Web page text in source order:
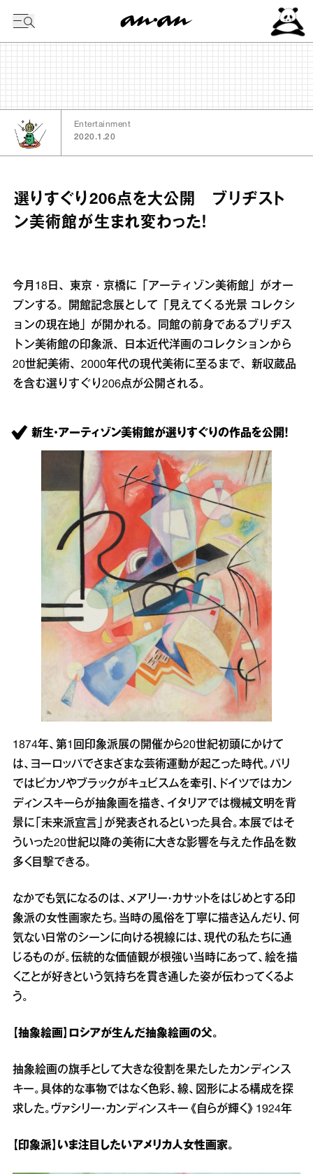
Entertainment
2020.1.20
選りすぐり206点を大公開 ブリヂスト
ン美術館が生まれ変わった！
今月18日、東京・京橋に「アーティゾン美術館」がオー
プンする。開館記念展として「見えてくる光景 コレクシ
ョンの現在地」が開かれる。同館の前身であるブリヂス
トン美術館の印象派、日本近代洋画のコレクションから
20世紀美術、2000年代の現代美術に至るまで、新収蔵品
を含む選りすぐり206点が公開される。
新生・アーティゾン美術館が選りすぐりの作品を公開！
1874年、第1回印象派展の開催から20世紀初頭にかけて
は、ヨーロッパでさまざまな芸術運動が起こった時代。パリ
ではピカソやブラックがキュビスムを牽引、ドイツではカン
ディンスキーらが抽象画を描き、イタリアでは機械文明を背
景に「未来派宣言」が発表されるといった具合。本展ではそ
ういった20世紀以降の美術に大きな影響を与えた作品を数
多く目撃できる。
なかでも気になるのは、メアリー・カサットをはじめとする印
象派の女性画家たち。当時の風俗を丁寧に描き込んだり、何
気ない日常のシーンに向ける視線には、現代の私たちに通
じるものが。伝統的な価値観が根強い当時にあって、絵を描
くことが好きという気持ちを貫き通した姿が伝わってくるよ
う。
【抽象絵画】ロシアが生んだ抽象絵画の父。
抽象絵画の旗手として大きな役割を果たしたカンディンス
キー。具体的な事物ではなく色彩、線、図形による構成を探
求した。ヴァシリー・カンディンスキー《自らが輝く》1924年
【印象派】いま注目したいアメリカ人女性画家。